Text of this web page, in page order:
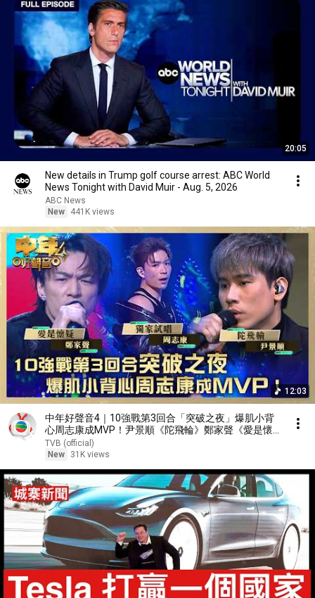
20:05
New details in Trump golf course arrest: ABC World
News Tonight with David Muir - Aug. 5, 2026
ABC News
New
441K views
12:03
中年好聲音4｜10強戰第3回合「突破之夜」爆肌小背
心周志康成MVP！尹景順《陀飛輪》鄭家聲《愛是懷
疑》周志康《獨家試唱》｜高音質 ｜第36集｜歌唱比
賽｜音樂節目｜TVB綜藝
TVB (official)
New
31K views